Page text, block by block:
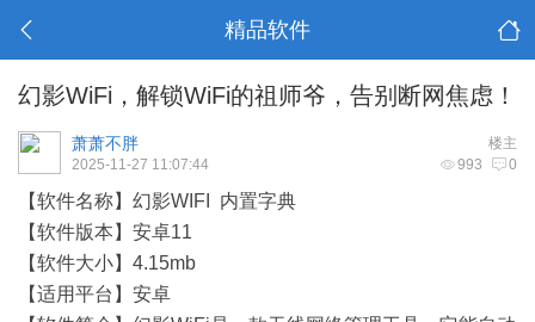
精品软件
幻影WiFi，解锁WiFi的祖师爷，告别断网焦虑！
楼主
萧萧不胖
993 0
2025-11-27 11:07:44
【软件名称】幻影WIFI 内置字典
【软件版本】安卓11
【软件大小】4.15mb
【适用平台】安卓